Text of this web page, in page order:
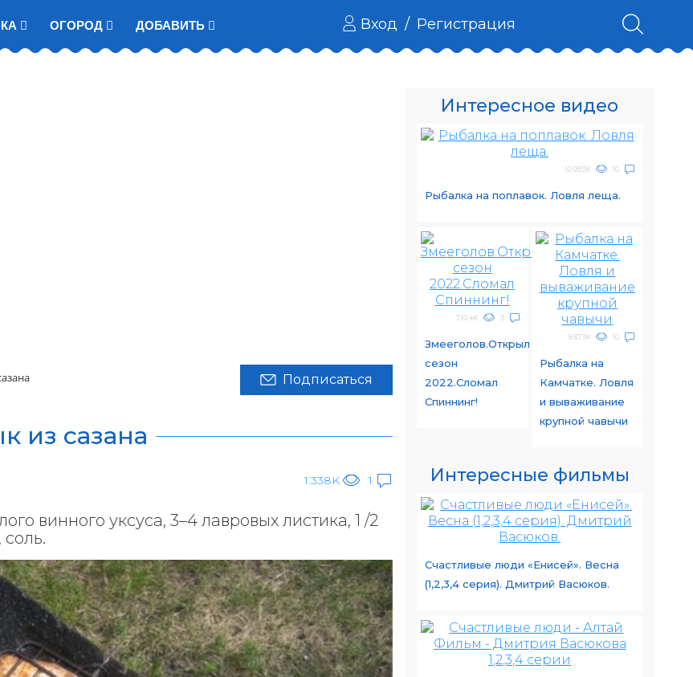
ОГОРОД ДОБАВИТЬ Вход / Регистрация
Подписаться
из сазана
1.338K 1
винного уксуса, 3–4 лавровых листика, 1 /2
Интересное видео
10.993K 10
Рыбалка на поплавок. Ловля леща.
7.614K 3
Змееголов.Открыл
сезон
2022.Сломал
Спиннинг!
9.873K 10
Рыбалка на
Камчатке. Ловля
и вываживание
крупной чавычи
Интересные фильмы
Счастливые люди «Енисей». Весна
(1,2,3,4 серия). Дмитрий Васюков.